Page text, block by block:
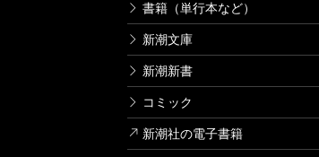
書籍（単行本など）
新潮文庫
新潮新書
コミック
新潮社の電子書籍